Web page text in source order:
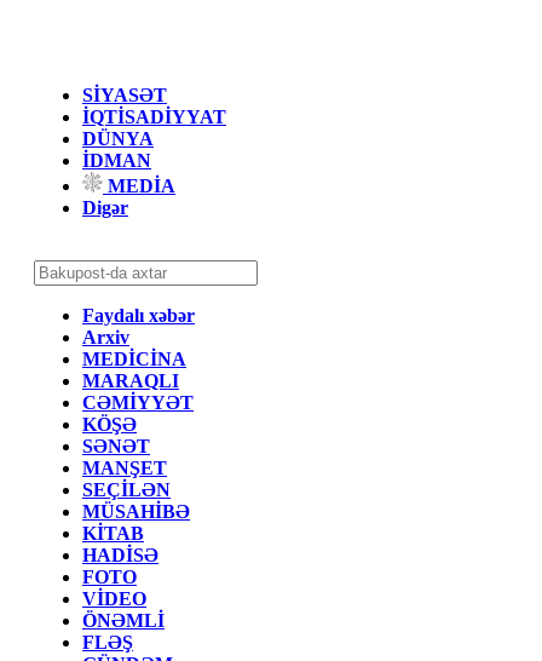
SİYASƏT
İQTİSADİYYAT
DÜNYA
İDMAN
MEDİA
Digər
Faydalı xəbər
Arxiv
MEDİCİNA
MARAQLI
CƏMİYYƏT
KÖŞƏ
SƏNƏT
MANŞET
SEÇİLƏN
MÜSAHİBƏ
KİTAB
HADİSƏ
FOTO
VİDEO
ÖNƏMLİ
FLƏŞ